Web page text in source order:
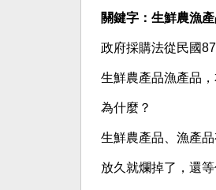
關鍵字：生鮮農漁
政府採購法從民國
生鮮農產品漁產品
為什麼？
生鮮農產品、漁產品
放久就爛掉了，還